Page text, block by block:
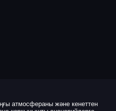
атмосфераны және кенеттен